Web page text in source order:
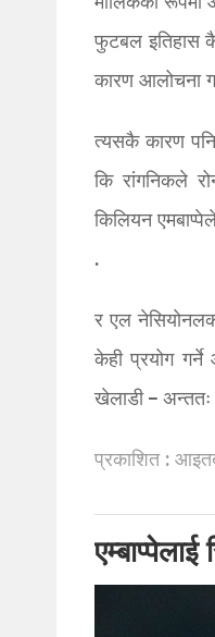
फुटबल इतिहास
कारण आलोचना
त्यसकै कारण
कि रांगनिकले
किलियन
.
र एल
केही प्रयोग
खेलाडी –
प्रकाशित :